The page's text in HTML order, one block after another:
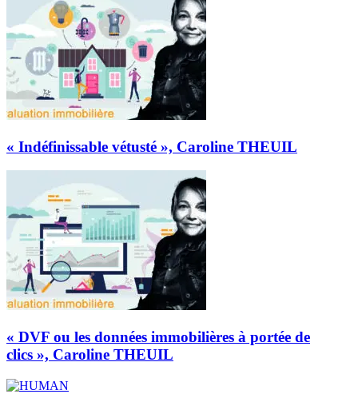
« Indéfinissable vétusté », Caroline THEUIL
« DVF ou les données immobilières à portée de
clics », Caroline THEUIL